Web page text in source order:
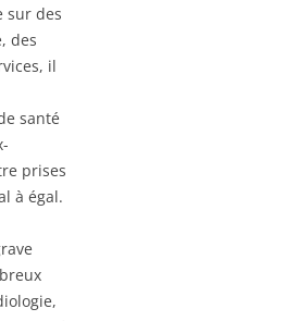
sur des
des
il
santé
prises
à égal.